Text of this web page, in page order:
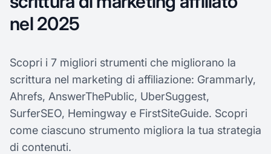
nel 2025
Scopri i 7 migliori strumenti che migliorano la
scrittura nel marketing di affiliazione: Grammarly,
Ahrefs, AnswerThePublic, UberSuggest,
SurferSEO, Hemingway e FirstSiteGuide. Scopri
come ciascuno strumento migliora la tua strategia
di contenuti.